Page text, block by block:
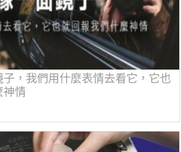
，我們用什麼表情去看它，它也
神情